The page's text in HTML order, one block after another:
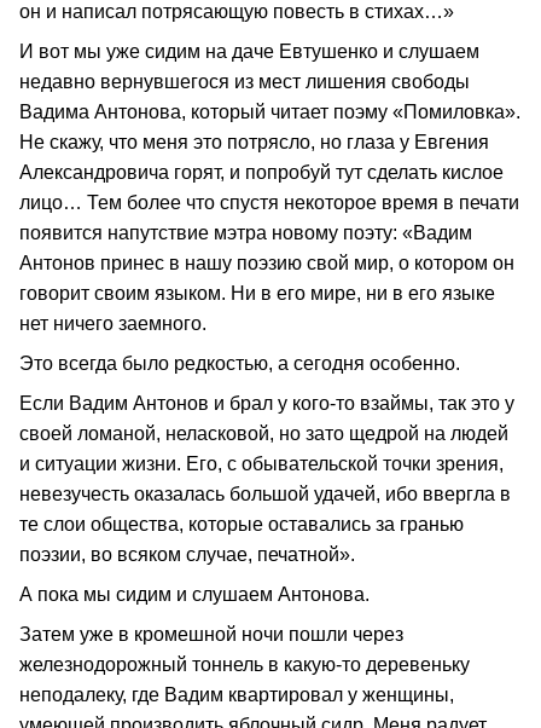
он и написал потрясающую повесть в стихах…»
И вот мы уже сидим на даче Евтушенко и слушаем
недавно вернувшегося из мест лишения свободы
Вадима Антонова, который читает поэму «Помиловка».
Не скажу, что меня это потрясло, но глаза у Евгения
Александровича горят, и попробуй тут сделать кислое
лицо… Тем более что спустя некоторое время в печати
появится напутствие мэтра новому поэту: «Вадим
Антонов принес в нашу поэзию свой мир, о котором он
говорит своим языком. Ни в его мире, ни в его языке
нет ничего заемного.
Это всегда было редкостью, а сегодня особенно.
Если Вадим Антонов и брал у кого-то взаймы, так это у
своей ломаной, неласковой, но зато щедрой на людей
и ситуации жизни. Его, с обывательской точки зрения,
невезучесть оказалась большой удачей, ибо ввергла в
те слои общества, которые оставались за гранью
поэзии, во всяком случае, печатной».
А пока мы сидим и слушаем Антонова.
Затем уже в кромешной ночи пошли через
железнодорожный тоннель в какую-то деревеньку
неподалеку, где Вадим квартировал у женщины,